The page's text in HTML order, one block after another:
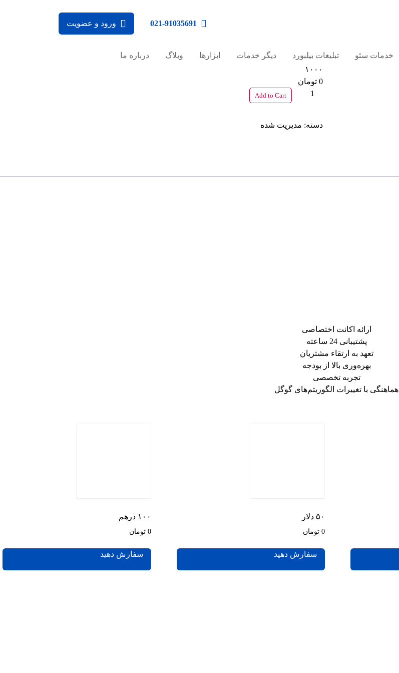
021-91035691 ورود و عضویت
خدمات سئو تبلیغات بیلبورد دیگر خدمات ابزارها وبلاگ
درباره ما
۱۰۰۰
0 تومان
۱۰۰۰
Add to Cart
دسته: مدیریت شده
ارائه اکانت اختصاصی
پشتیبانی 24 ساعته
تعهد به ارتقاء مشتریان
بهره‌وری بالا از بودجه
تجربه تخصصی
هماهنگی با تغییرات الگوریتم‌های گوگل
۵۰ دلار
0 تومان
سفارش دهید
۱۰۰ درهم
0 تومان
سفارش دهید